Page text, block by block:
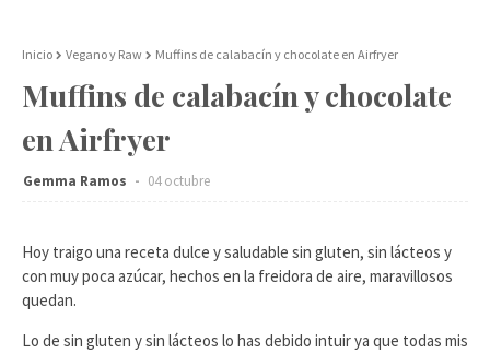
Inicio Vegano y Raw Muffins de calabacín y chocolate en Airfryer
Muffins de calabacín y chocolate
en Airfryer
Gemma Ramos 04 octubre
Hoy traigo una receta dulce y saludable sin gluten, sin lácteos y
con muy poca azúcar, hechos en la freidora de aire, maravillosos
quedan.
Lo de sin gluten y sin lácteos lo has debido intuir ya que todas mis